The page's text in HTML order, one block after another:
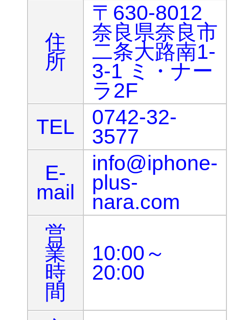
住
所
〒630-8012
奈良県奈良市
二条大路南1-
3-1 ミ・ナー
ラ2F
TEL
0742-32-
3577
E-
mail
info@iphone-
plus-
nara.com
営
業
時
間
10:00～
20:00